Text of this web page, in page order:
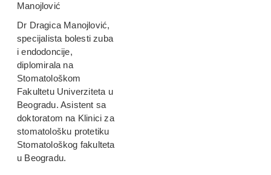
Manojlović
Dr Dragica Manojlović,
specijalista bolesti zuba
i endodoncije,
diplomirala na
Stomatološkom
Fakultetu Univerziteta u
Beogradu. Asistent sa
doktoratom na Klinici za
stomatološku protetiku
Stomatološkog fakulteta
u Beogradu.